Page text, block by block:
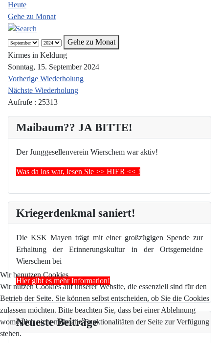
Maibaum?? JA BITTE!
Der Junggesellenverein Wierschem war aktiv!
Was da los war, lesen Sie >> HIER << !
Kriegerdenkmal saniert!
Die KSK Mayen trägt mit einer großzügigen Spende zur
Erhaltung der Erinnerungskultur in der Ortsgemeidne
Wierschem bei
Hier gibt es mehr Information!
Neueste Beiträge
Heute
Gehe zu Monat
Gehe zu Monat
Kirmes in Keldung
Sonntag, 15. September 2024
Vorherige Wiederholung
Nächste Wiederholung
Aufrufe : 25313
Wir benutzen Cookies
Wir nutzen Cookies auf unserer Website, die essenziell sind für den
Betrieb der Seite. Sie können selbst entscheiden, ob Sie die Cookies
zulassen möchten. Bitte beachten Sie, dass bei einer Ablehnung
womöglich nicht mehr alle Funktionalitäten der Seite zur Verfügung
stehen.